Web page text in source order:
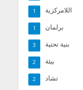
اللامركزية 1
برلمان 1
بنية تحتية 3
بيئة 2
تشاد 2